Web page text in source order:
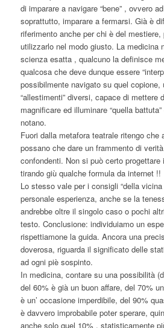
di imparare a navigare “bene” , ovvero
soprattutto, imparare a fermarsi. Già è
riferimento anche per chi è del
utilizzarlo nel modo giusto. La medicina
scienza esatta , qualcuno la definisce
qualcosa che deve dunque essere
possibilmente navigato su quel copione,
“allestimenti” diversi, capace di mettere
magnificare ed illuminare “quella
notano.
Fuori dalla metafora teatrale ritengo che
possano che dare un frammento di
confondenti. Non si può certo
tirando giù qualche formula da internet !!
Lo stesso vale per i consigli “della
personale esperienza, anche se la
andrebbe oltre il singolo caso o pochi
testo. Conclusione: individuiamo un
rispettiamone la guida. Ancora una
doverosa, riguarda il significato delle
ad ogni piè sospinto.
In medicina, contare su una possibilità
del 60% è già un buon affare, del 70%
è un’ occasione imperdibile, del 90%
è davvero improbabile poter sperare,
anche solo quel 10% , statisticamente